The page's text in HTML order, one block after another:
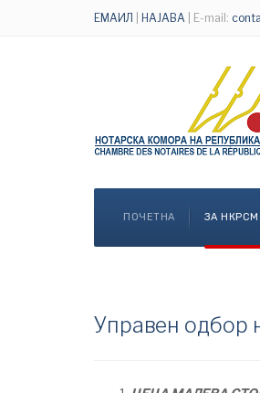
ЕМАИЛ НАЈАВА | E-mail:
ПОЧЕТНА ЗА НКРСМ
Управен одбор